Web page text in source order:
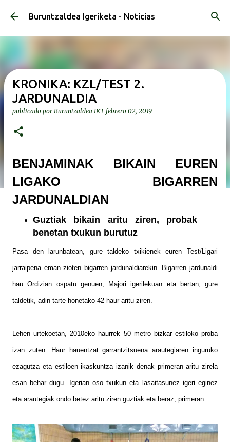
Ir al contenido principal
Buruntzaldea Igeriketa - Noticias
KRONIKA: KZL/TEST 2.
JARDUNALDIA
publicado por Buruntzaldea IKT febrero 02, 2019
BENJAMINAK BIKAIN EUREN
LIGAKO BIGARREN
JARDUNALDIAN
Guztiak bikain aritu ziren, probak
benetan txukun burutuz
Pasa den larunbatean, gure taldeko txikienek euren Test/Ligari
jarraipena eman zioten bigarren jardunaldiarekin. Bigarren jardunaldi
hau Ordizian ospatu genuen, Majori igerilekuan eta bertan, gure
taldetik, adin tarte honetako 42 haur aritu ziren.
Lehen urtekoetan, 2010eko haurrek 50 metro bizkar estiloko proba
izan zuten. Haur hauentzat garrantzitsuena arautegiaren inguruko
ezagutza eta estiloen ikaskuntza izanik denak primeran aritu zirela
esan behar dugu. Igerian oso txukun eta lasaitasunez igeri eginez
eta arautegiak ondo betez aritu ziren guztiak eta beraz, primeran.